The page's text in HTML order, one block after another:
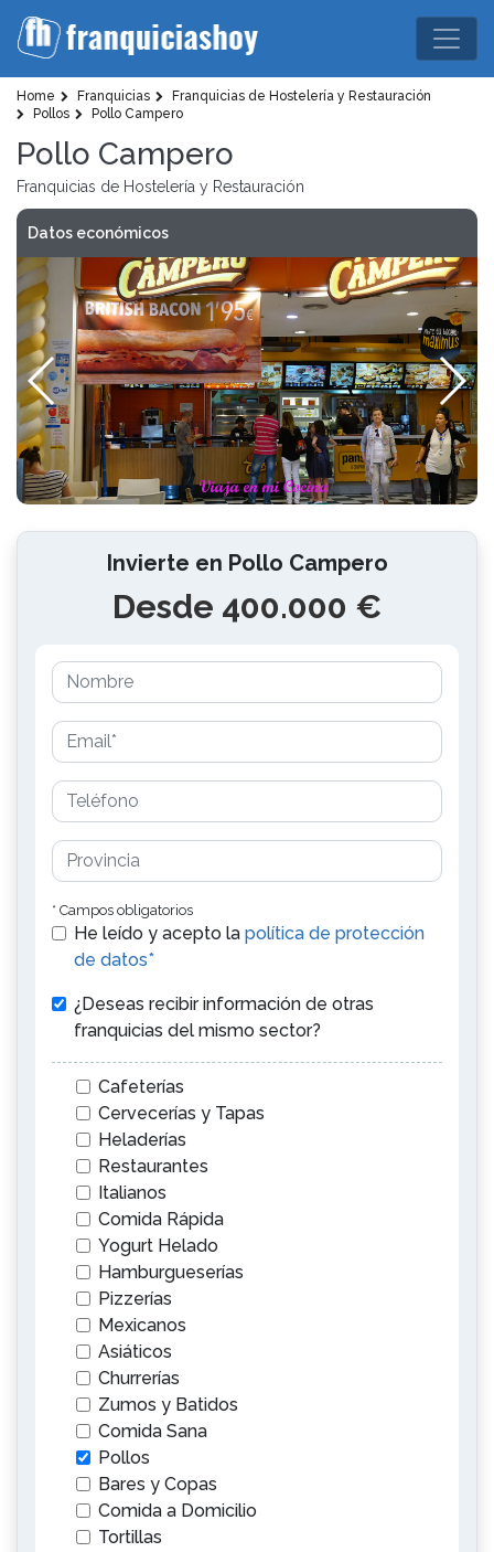
Home Franquicias
Franquicias de Hostelería y Restauración
Pollos
Pollo Campero
Pollo Campero
Franquicias de Hostelería y Restauración
Datos económicos
Invierte en Pollo Campero
Desde 400.000 €
* Campos obligatorios
He leído y acepto la política de protección
de datos*
¿Deseas recibir información de otras
franquicias del mismo sector?
Cafeterías
Cervecerías y Tapas
Heladerías
Restaurantes
Italianos
Comida Rápida
Yogurt Helado
Hamburgueserías
Pizzerías
Mexicanos
Asiáticos
Churrerías
Zumos y Batidos
Comida Sana
Pollos
Bares y Copas
Comida a Domicilio
Tortillas